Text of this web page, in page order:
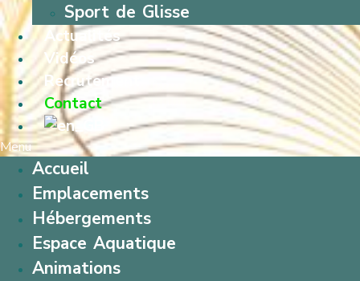
Sport de Glisse
Actualités
Vidéos
Recrutement
Contact
Menu
Accueil
Emplacements
Hébergements
Espace Aquatique
Animations